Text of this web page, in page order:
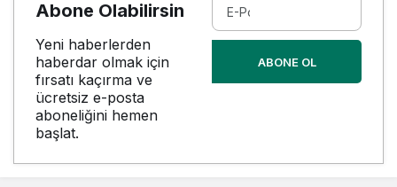
Abone Olabilirsin
Yeni haberlerden
haberdar olmak için
fırsatı kaçırma ve
ücretsiz e-posta
aboneliğini hemen
başlat.
ABONE OL